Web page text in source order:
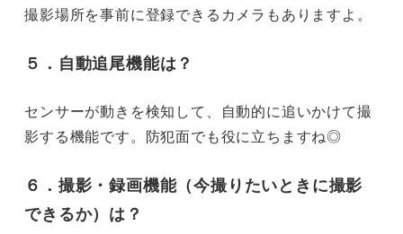
撮影場所を事前に登録できるカメラもありますよ。
５． 自動追尾機能は？
センサーが動きを検知して、自動的に追いかけて撮
影する機能です。防犯面でも役に立ちますね◎
６． 撮影・録画機能（今撮りたいときに撮影
できるか） は？